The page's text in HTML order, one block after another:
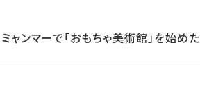
ャンマーで「おもちゃ美術館」を始めた